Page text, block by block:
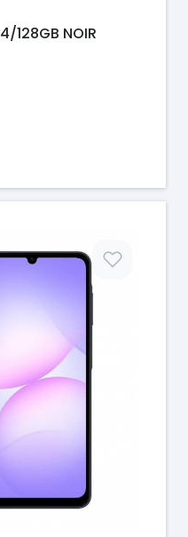
128GB NOIR